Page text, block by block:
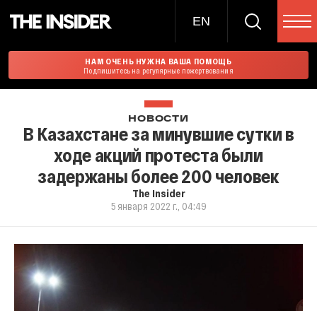
EN
НАМ ОЧЕНЬ НУЖНА ВАША ПОМОЩЬ
Подпишитесь на регулярные пожертвования
НОВОСТИ
В Казахстане за минувшие сутки в
ходе акций протеста были
задержаны более 200 человек
The Insider
5 января 2022 г., 04:49